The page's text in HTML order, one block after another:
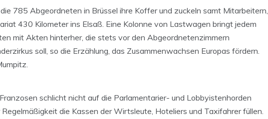
785 Abgeordneten in Brüssel ihre Koffer und zuckeln samt Mitarbeitern,
430 Kilometer ins Elsaß. Eine Kolonne von Lastwagen bringt jedem
mit Akten hinterher, die stets vor den Abgeordnetenzimmern
soll, so die Erzählung, das Zusammenwachsen Europas fördern.
schlicht nicht auf die Parlamentarier- und Lobbyistenhorden
die Kassen der Wirtsleute, Hoteliers und Taxifahrer füllen.